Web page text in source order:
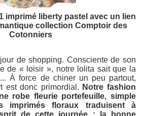
imprimé liberty pastel avec un lien
collection Comptoir des
Cotonniers
de shopping. Consciente de son
de « loisir », notre lolita sait que la
À force de chiner un peu partout,
est donc primordial. Notre fashion
robe fleurie portefeuille, simple
imprimés floraux traduisent à
de cette journée : la bonne